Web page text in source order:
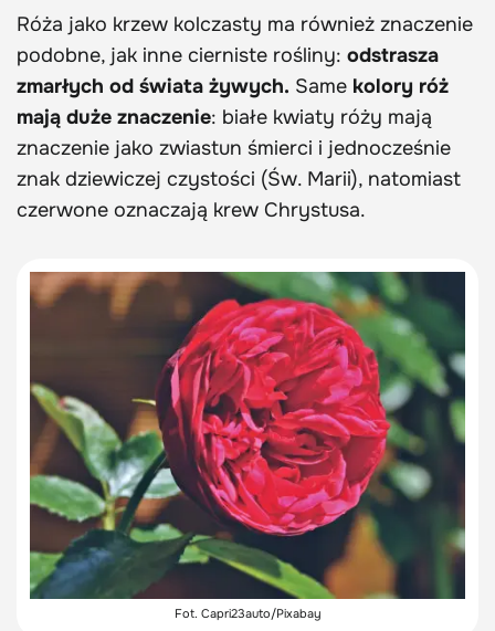
Róża jako krzew kolczasty ma również znaczenie
podobne, jak inne cierniste rośliny: odstrasza
zmarłych od świata żywych. Same kolory róż
mają duże znaczenie: białe kwiaty róży mają
znaczenie jako zwiastun śmierci i jednocześnie
znak dziewiczej czystości (Św. Marii), natomiast
czerwone oznaczają krew Chrystusa.
Fot. Capri23auto/Pixabay